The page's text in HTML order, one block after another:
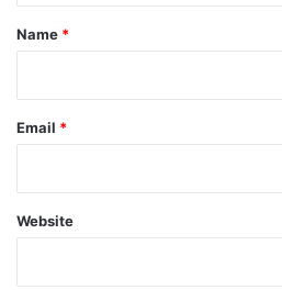
*
Name *
Email *
Website